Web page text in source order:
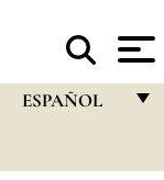
ESPAÑOL